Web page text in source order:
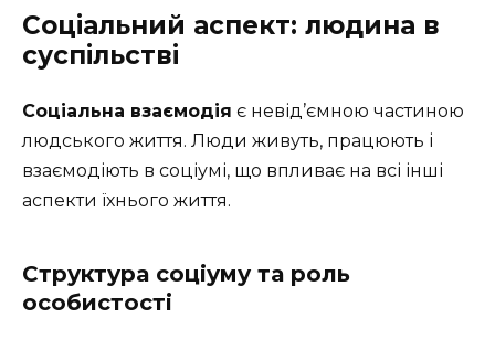
Соціальний аспект: людина в
суспільстві
Соціальна взаємодія є невід’ємною частиною
людського життя. Люди живуть, працюють і
взаємодіють в соціумі, що впливає на всі інші
аспекти їхнього життя.
Структура соціуму та роль
особистості